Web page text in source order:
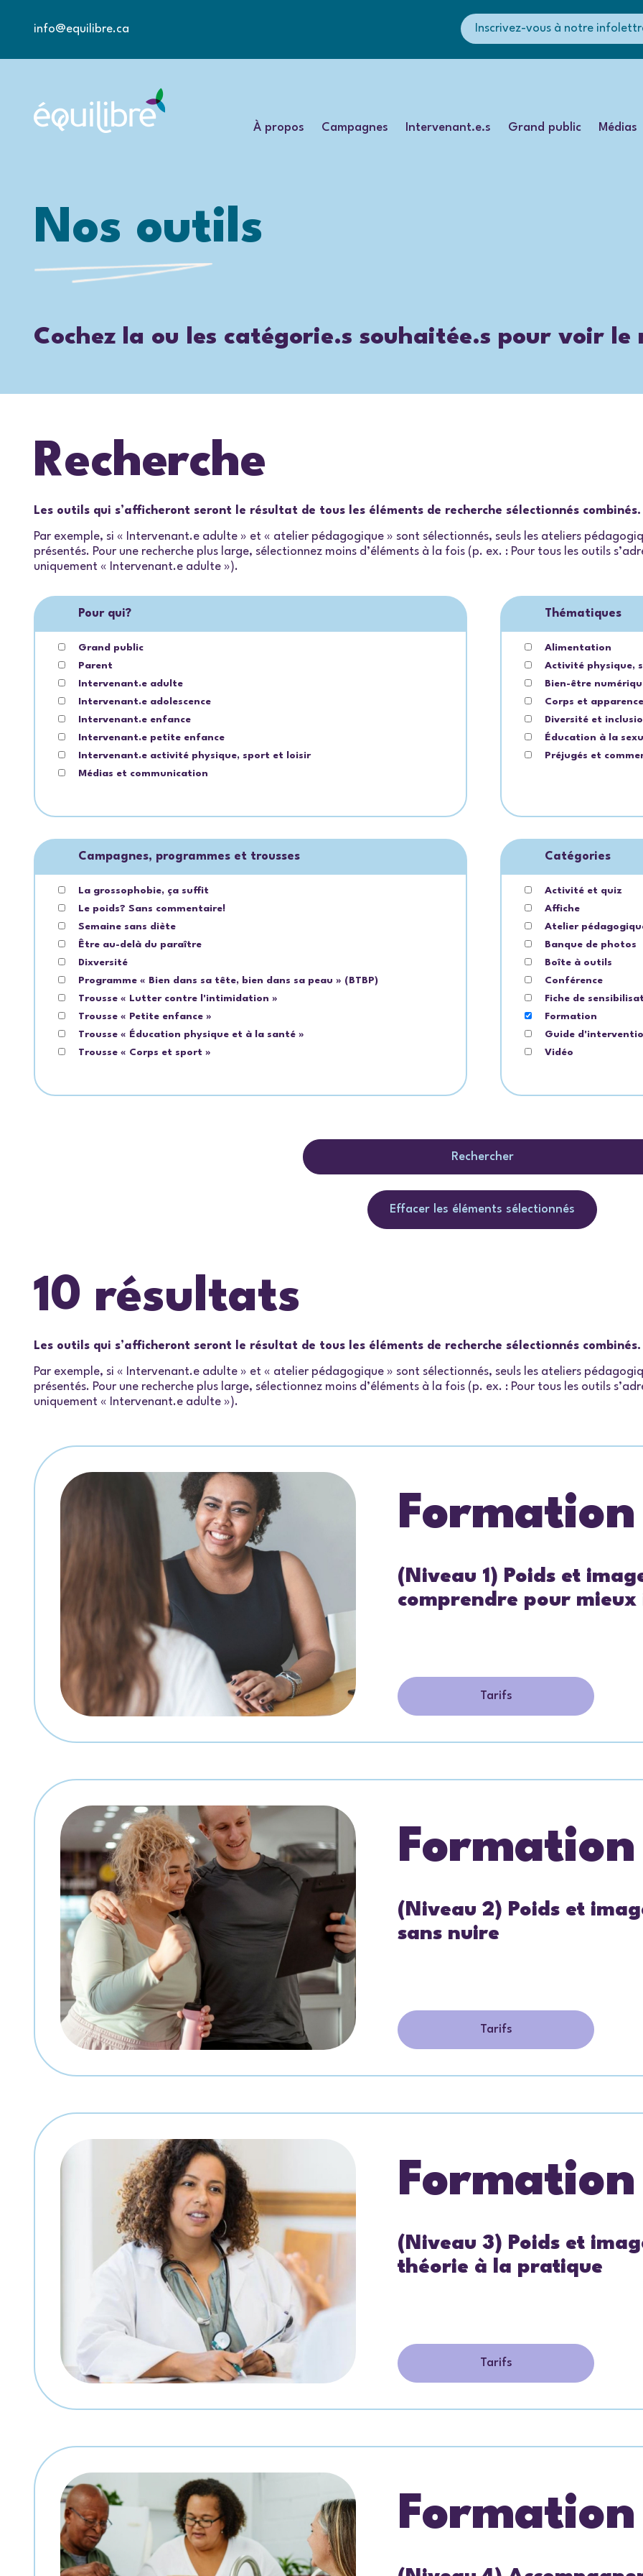
info@equilibre.ca Inscrivez-vous à notre
À propos Campagnes Intervenant.e.s Grand public Médias
Nos outils
Cochez la ou les catégorie.s souhaitée.s pour voir
Recherche
Les outils qui s’afficheront seront le résultat de tous les éléments de recherche sélectionnés combinés.
Par exemple, si « Intervenant.e adulte » et « atelier pédagogique » sont sélectionnés, seuls les ateliers
présentés. Pour une recherche plus large, sélectionnez moins d’éléments à la fois (p. ex. : Pour tous les outils
uniquement « Intervenant.e adulte »).
Pour qui?
Grand public
Parent
Intervenant.e adulte
Intervenant.e adolescence
Intervenant.e enfance
Intervenant.e petite enfance
Intervenant.e activité physique, sport et loisir
Médias et communication
Thématiques
Alimentation
Activité physique,
Bien-être
Corps et apparence
Diversité et
Éducation à la
Préjugés et
Campagnes, programmes et trousses
La grossophobie, ça suffit
Le poids? Sans commentaire!
Semaine sans diète
Être au-delà du paraître
Dixversité
Programme « Bien dans sa tête, bien dans sa peau » (BTBP)
Trousse « Lutter contre l'intimidation »
Trousse « Petite enfance »
Trousse « Éducation physique et à la santé »
Trousse « Corps et sport »
Catégories
Activité et quiz
Affiche
Atelier
Banque de photos
Boîte à outils
Conférence
Fiche de
Formation
Guide
Vidéo
Rechercher
Effacer les éléments sélectionnés
10 résultats
Les outils qui s’afficheront seront le résultat de tous les éléments de recherche sélectionnés combinés.
Par exemple, si « Intervenant.e adulte » et « atelier pédagogique » sont sélectionnés, seuls les ateliers
présentés. Pour une recherche plus large, sélectionnez moins d’éléments à la fois (p. ex. : Pour tous les outils
uniquement « Intervenant.e adulte »).
Formation
(Niveau 1) Poids et
comprendre pour
Tarifs
Formation
(Niveau 2) Poids et
sans nuire
Tarifs
Formation
(Niveau 3) Poids et
théorie à la pratique
Tarifs
Formation